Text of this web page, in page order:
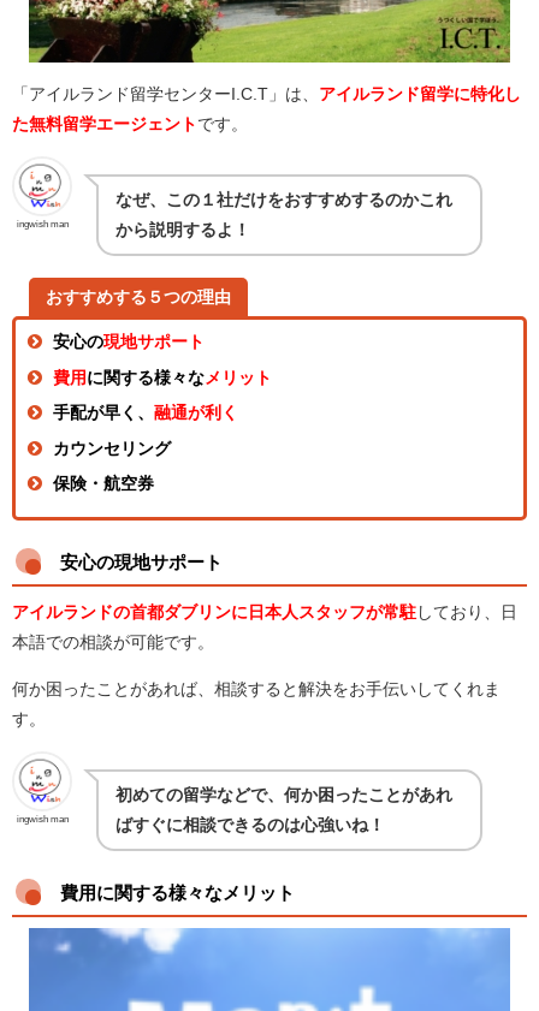
「アイルランド留学センターI.C.T」は、 アイルランド留学に特化し
た無料留学エージェント です。
ingwish man
なぜ、この１社だけをおすすめするのかこれ
から説明するよ！
おすすめする５つの理由
安心の現地サポート
費用 に関する様々なメリット
手配が早く、 融通が利く
カウンセリング
保険・航空券
安心の現地サポート
アイルランドの首都ダブリンに日本人スタッフが常駐 しており、日
本語での相談が可能です。
何か困ったことがあれば、相談すると解決をお手伝いしてくれま
す。
ingwish man
初めての留学などで、何か困ったことがあれ
ばすぐに相談できるのは心強いね！
費用に関する様々なメリット